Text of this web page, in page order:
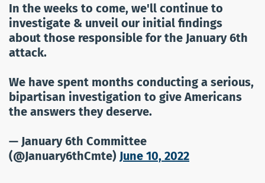
In the weeks to come, we'll continue to
investigate & unveil our initial findings
about those responsible for the January 6th
attack.
We have spent months conducting a serious,
bipartisan investigation to give Americans
the answers they deserve.
— January 6th Committee
(@January6thCmte) June 10, 2022